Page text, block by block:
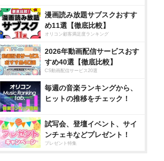
漫画読み放題サブスクおすす
め11選【徹底比較】
オリコン顧客満足度ランキング
2026年動画配信サービスおす
すめ40選【徹底比較】
CS動画配信サービス20選
毎週の音楽ランキングから、
ヒットの推移をチェック！
試写会、登壇イベント、サイ
ンチェキなどプレゼント！
プレゼント特集